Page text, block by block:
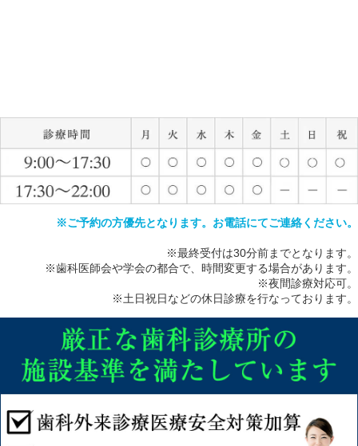
※ご予約の方優先となります。お電話にてご連絡ください。
※最終受付は30分前までとなります。
※歯科医師会や学会の都合で、時間変更する場合があります。
※夜間診療対応可。
※土日祝日などの休日診療を行なっております。